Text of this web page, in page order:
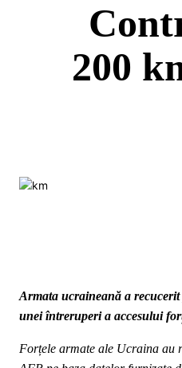
200
Armata ucraineană a
unei întreruperi a accesului
Forțele armate ale Ucraina au